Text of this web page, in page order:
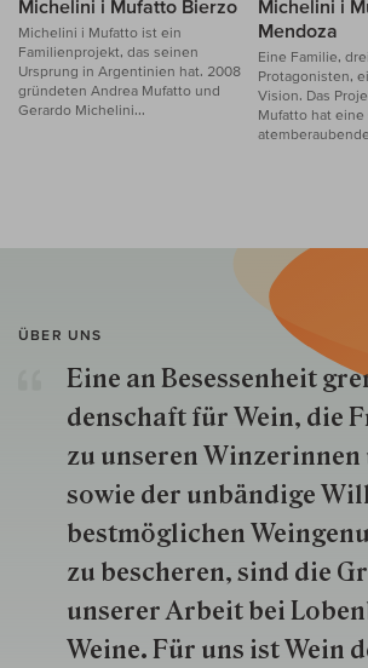
Michelini i Mufatto Bierzo
Michelini i Mufatto ist ein
Familienprojekt, das seinen
Ursprung in Argentinien hat. 2008
gründeten Andrea Mufatto und
Gerardo Michelini...
Michelini i
Mendoza
Eine Familie,
Protagonisten,
Vision. Das
Mufatto hat eine
ÜBER UNS
Eine an Besessenheit
den­schaft für Wein, die
zu unseren
so­wie der un­bän­dige
best­mög­lich­en
zu besche­ren, sind die
unserer Arbeit bei
Weine. Für uns ist Wein